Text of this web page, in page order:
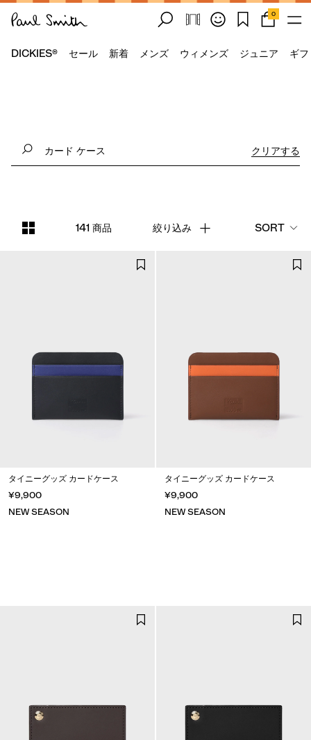
0
DICKIES® セール 新着 メンズ ウィメンズ ジュニア ギ
クリアする
141 商品 絞り込み SORT
タイニーグッズ カードケース
¥9,900
NEW SEASON
タイニーグッズ カードケース
¥9,900
NEW SEASON